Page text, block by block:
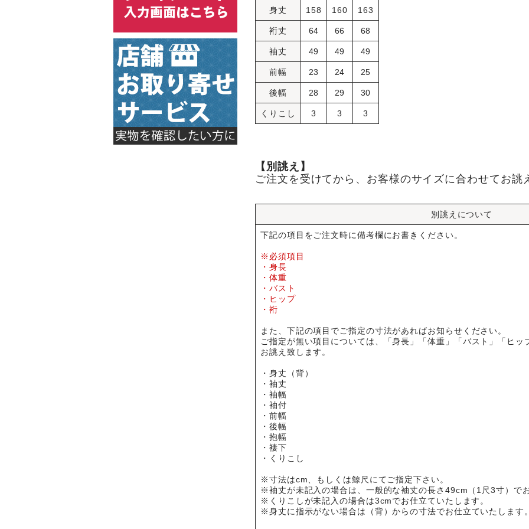
身丈 158 160 163
裄丈 64 66 68
袖丈 49 49 49
前幅 23 24 25
後幅 28 29 30
くりこし 3 3 3
【別誂え】
ご注文を受けてから、お客様のサイズに合わせてお誂
別誂えについて
下記の項目をご注文時に備考欄にお書きください。
※必須項目
・身長
・体重
・バスト
・ヒップ
・裄
また、下記の項目でご指定の寸法があればお知らせください。
ご指定が無い項目については、「身長」「体重」「バスト」「ヒ
お誂え致します。
・身丈（背）
・袖丈
・袖幅
・袖付
・前幅
・後幅
・抱幅
・褄下
・くりこし
※寸法はcm、もしくは鯨尺にてご指定下さい。
※袖丈が未記入の場合は、一般的な袖丈の長さ49cm（1尺3寸）で
※くりこしが未記入の場合は3cmでお仕立ていたします。
※身丈に指示がない場合は（背）からの寸法でお仕立ていたします。